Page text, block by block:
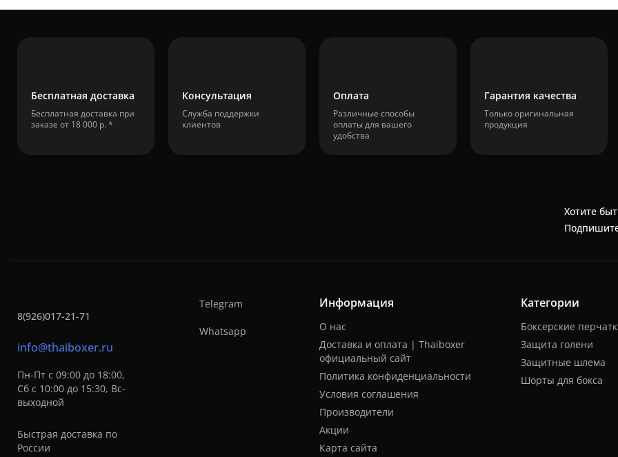
Бесплатная доставка
Бесплатная доставка при
заказе от 18 000 р. *
Консультация
Служба поддержки
клиентов
Оплата
Различные способы
оплаты для вашего
удобства
Гарантия качества
Только оригинальная
продукция
Хотите
8(926)017-21-71
info@thaiboxer.ru
Пн-Пт с 09:00 до 18:00,
Сб с 10:00 до 15:30, Вс-
выходной
Быстрая доставка по
России
Telegram
Whatsapp
Информация
О нас
Доставка и оплата | Thaiboxer
официальный сайт
Политика конфиденциальности
Условия соглашения
Производители
Акции
Карта сайта
Категории
Боксерские
Защита голени
Защитные шлема
Шорты для бокса